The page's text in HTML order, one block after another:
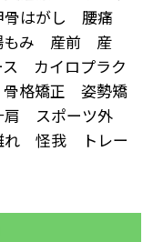
はがし 腰痛
もみ 産前 産
カイロプラク
格矯正 姿勢矯
スポーツ外
怪我 トレー